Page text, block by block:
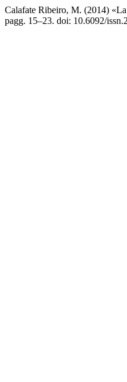
Calafate Ribeiro, M. (2014)
pagg. 15–23. doi: 10.6092/